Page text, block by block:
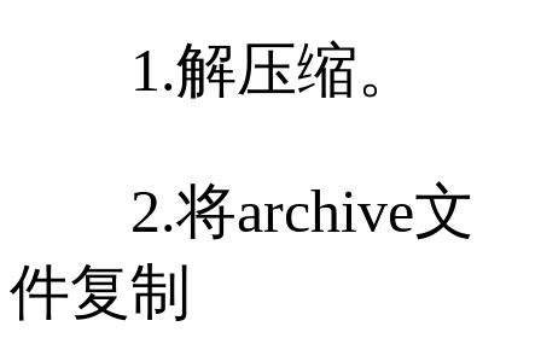
1.解压缩。
2.将archive文
件复制